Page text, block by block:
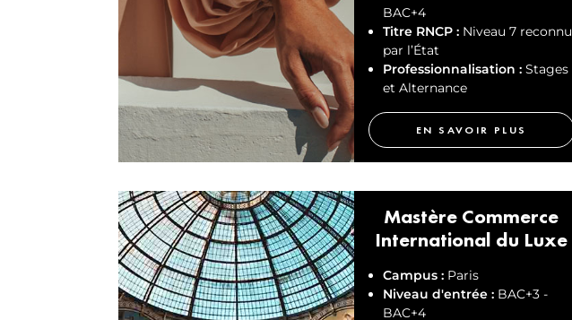
BAC+4
Titre RNCP :Niveau 7 reconnu
par l’État
Professionnalisation :Stages
et Alternance
EN SAVOIR PLUS
Mastère Commerce
International du Luxe
Campus :Paris
Niveau d'entrée :BAC+3 -
BAC+4